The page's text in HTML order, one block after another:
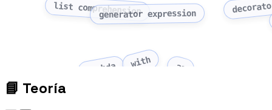
list comprehensiongenerator expression
lambda with as
📘 Teoría